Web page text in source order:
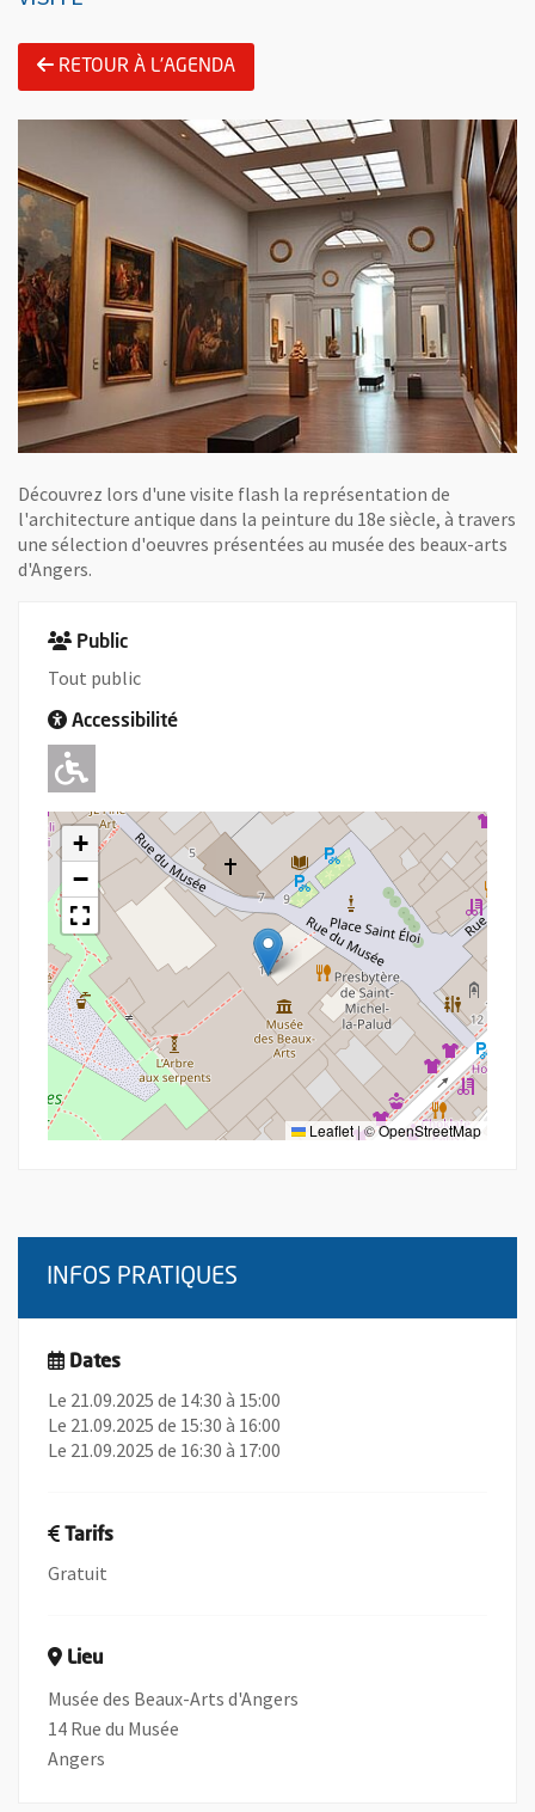
RETOUR À L'AGENDA
Découvrez lors d'une visite flash la représentation de
l'architecture antique dans la peinture du 18e siècle, à travers
une sélection d'oeuvres présentées au musée des beaux-arts
d'Angers.
Public
Tout public
Accessibilité
Adapté pour l'handicap Moteur
+
−
Leaflet|©OpenStreetMap
INFOS PRATIQUES
Dates
Le 21.09.2025 de 14:30 à 15:00
Le 21.09.2025 de 15:30 à 16:00
Le 21.09.2025 de 16:30 à 17:00
Tarifs
Gratuit
Lieu
Musée des Beaux-Arts d'Angers
14 Rue du Musée
Angers